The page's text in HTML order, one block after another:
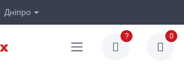
Дніпро
? 0